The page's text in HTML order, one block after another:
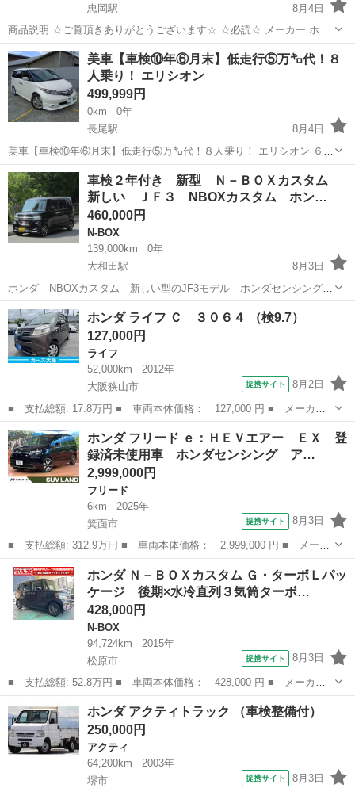
忠岡駅
8月4日
商品説明 ☆ご覧頂きありがとうございます☆ ☆必読☆ メーカー ホン
ダ 車種 Ｎ―ＢＯＸ グレード Ｇ・Ｌパッケージ 年式 平成２７年式 色
...
大阪 和泉市 忠岡駅 N-BOX お買い得
美車【車検⑩年⑥月末】低走行⑤万㌔代！８
人乗り！ エリシオン
499,999円
0km
0年
長尾駅
8月4日
美車【車検⑩年⑥月末】低走行⑤万㌔代！８人乗り！ エリシオン ６月
末に車検取得したばかり！ この車両に限り少しでも車検がある自動車
をこちらまで運んで頂ければ⑤万円で買取させて頂きます。 （※車検
切れ車、 不動車、 ...
大阪 枚方市 長尾駅 ホンダ
車検２年付き 新型 Ｎ－ＢＯＸカスタム
新しい ＪＦ３ NBOXカスタム ホン…
460,000円
N-BOX
139,000km
0年
大和田駅
8月3日
ホンダ NBOXカスタム 新しい型のJF3モデル ホンダセンシング
です。 大型のハイトールワゴンなので室内が大変広いです。 燃費も
大変良いです。 両側スライドドアで大変開放的です。 ...
大阪 門真市 大和田駅
ホンダ ライフ Ｃ ３０６４ （検9.7）
127,000円
ライフ
52,000km
2012年
大阪狭山市
提携サイト 8月2日
■ 支払総額: 17.8万円 ■ 車両本体価格： 127,000 円 ■ メーカー
名： ホンダ ■ 車種名： ライフ ■ グレード名： Ｃ ３０６４
■ 排気量： 660cc ■ ドア枚数： 5D ■ ミッション： インパ...
大阪 大阪狭山市 ライフ
ホンダ フリード ｅ：ＨＥＶエアー ＥＸ 登
録済未使用車 ホンダセンシング ア…
2,999,000円
フリード
6km
2025年
箕面市
提携サイト 8月3日
■ 支払総額: 312.9万円 ■ 車両本体価格： 2,999,000 円 ■ メーカ
ー名： ホンダ ■ 車種名： フリード ■ グレード名： ｅ：ＨＥ
Ｖエアー ＥＸ 登録済未使用車 ホンダセンシング アダプティブ
クルーズ...
大阪 箕面市 フリード
ホンダ Ｎ－ＢＯＸカスタム Ｇ・ターボＬパッ
ケージ 後期×水冷直列３気筒ターボ…
428,000円
N-BOX
94,724km
2015年
松原市
提携サイト 8月3日
■ 支払総額: 52.8万円 ■ 車両本体価格： 428,000 円 ■ メーカー
名： ホンダ ■ 車種名： Ｎ－ＢＯＸカスタム ■ グレード名：
Ｇ・ターボＬパッケージ 後期×水冷直列３気筒ターボ メモリーナ
ビ Ｂｌｕｅ...
N-BOX
ホンダ アクティトラック （車検整備付）
250,000円
アクティ
64,200km
2003年
堺市
提携サイト 8月3日